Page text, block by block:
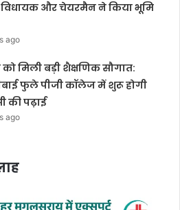
विधायक और चेयरमैन ने किया भूमि
ago
मिली बड़ी शैक्षणिक सौगात:
फुले पीजी कॉलेज में शुरू होगी
की पढ़ाई
ago